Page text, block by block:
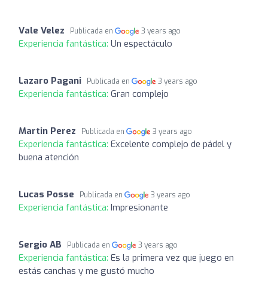
Vale Velez Publicada en 3 years ago
Experiencia fantástica: Un espectáculo
Lazaro Pagani Publicada en 3 years ago
Experiencia fantástica: Gran complejo
Martin Perez Publicada en 3 years ago
Experiencia fantástica: Excelente complejo de pádel y
buena atención
Lucas Posse Publicada en 3 years ago
Experiencia fantástica: Impresionante
Sergio AB Publicada en 3 years ago
Experiencia fantástica: Es la primera vez que juego en
estás canchas y me gustó mucho